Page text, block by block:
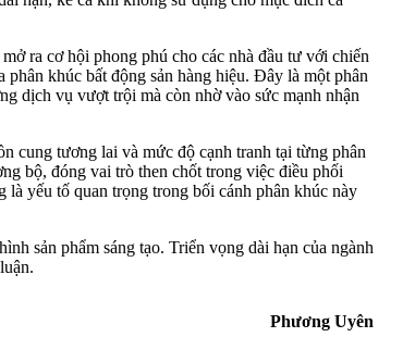
ra cơ hội phong phú cho các nhà đầu tư với chiến
khúc bất động sản hàng hiệu. Đây là một phân
dịch vụ vượt trội mà còn nhờ vào sức mạnh nhận
cung tương lai và mức độ cạnh tranh tại từng phân
bộ, đóng vai trò then chốt trong việc điều phối
là yếu tố quan trọng trong bối cánh phân khúc này
sản phẩm sáng tạo. Triển vọng dài hạn của ngành
Phương Uyên